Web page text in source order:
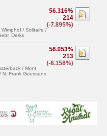
56.316%
214
(-7.895%)
/ Solitaire /
Derks
56.053%
213
(-8.158%)
/ Mont
N: Frank Goessens